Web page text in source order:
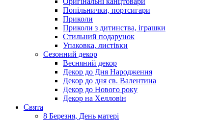
Попільнички, портсигари
Приколи
Приколи з дитинства, іграшки
Стильний подарунок
Упаковка, листівки
Сезонний декор
Весняний декор
Декор до Дня Народження
Декор до дня св. Валентина
Декор до Нового року
Декор на Хелловін
Свята
8 Березня, День матері